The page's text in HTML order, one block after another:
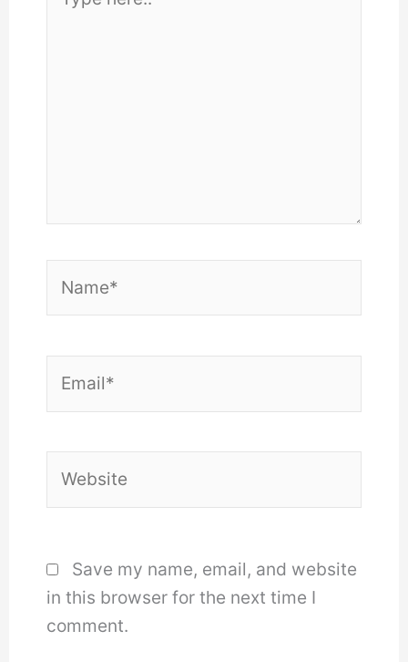
here..
Save my name, email, and website
in this browser for the next time I
comment.